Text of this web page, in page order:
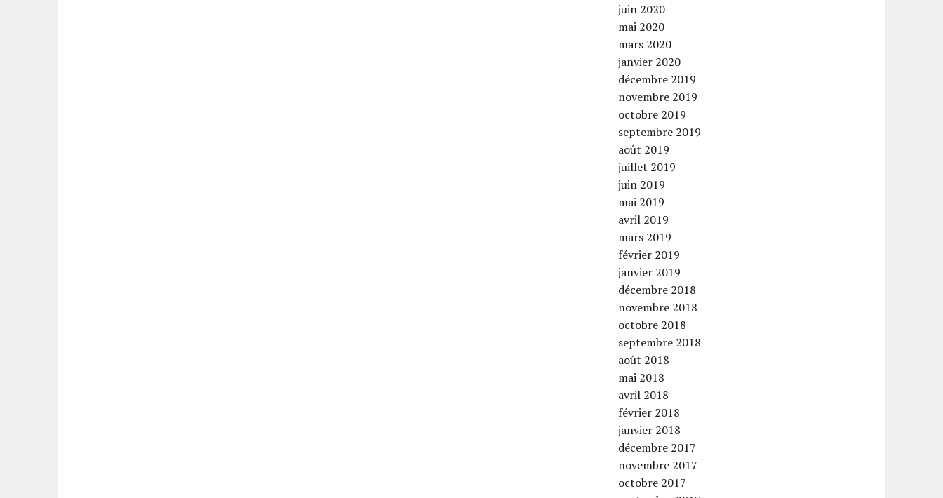
juin 2020
mai 2020
mars 2020
janvier 2020
décembre 2019
novembre 2019
octobre 2019
septembre 2019
août 2019
juillet 2019
juin 2019
mai 2019
avril 2019
mars 2019
février 2019
janvier 2019
décembre 2018
novembre 2018
octobre 2018
septembre 2018
août 2018
mai 2018
avril 2018
février 2018
janvier 2018
décembre 2017
novembre 2017
octobre 2017